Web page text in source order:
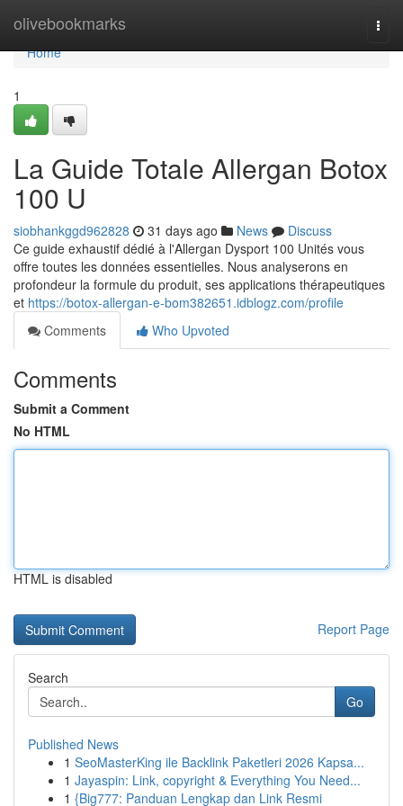
olivebookmarks
Home
Home
1
La Guide Totale Allergan Botox
100 U
siobhankggd962828 31 days ago News
Discuss
Ce guide exhaustif dédié à l'Allergan Dysport 100 Unités vous
offre toutes les données essentielles. Nous analyserons en
profondeur la formule du produit, ses applications thérapeutiques
et https://botox-allergan-e-bom382651.idblogz.com/profile
Comments
Who Upvoted
Comments
Submit a Comment
No HTML
HTML is disabled
Report Page
Search
Go
Published News
1 SeoMasterKing ile Backlink Paketleri 2026 Kapsa...
1 Jayaspin: Link, copyright & Everything You Need...
1 {Big777: Panduan Lengkap dan Link Resmi